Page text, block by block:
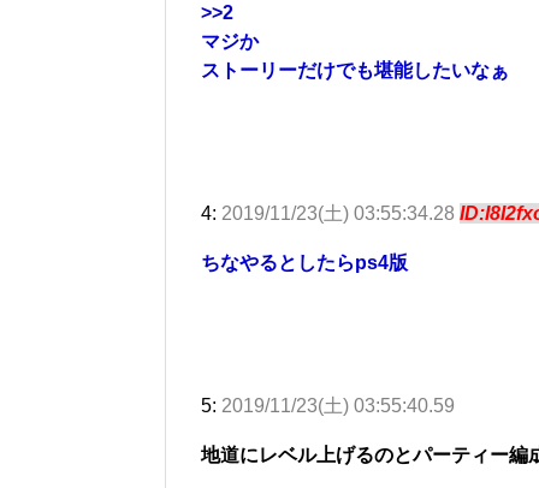
>>2
マジか
ストーリーだけでも堪能したいなぁ
4: 2019/11/23(土) 03:55:34.28
ちなやるとしたらps4版
5: 2019/11/23(土) 03:55:40.59
地道にレベル上げるのとパーティー編